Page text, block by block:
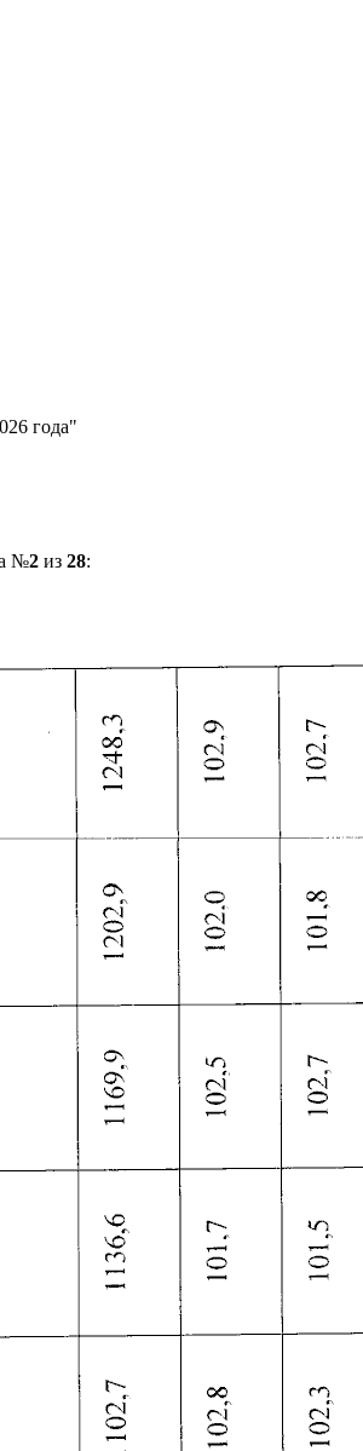
года"
№2из 28: